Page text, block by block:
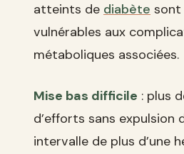
atteints de diabète sont
vulnérables aux
métaboliques associées.
Mise bas difficile : plus
d’efforts sans expulsion
intervalle de plus d’une